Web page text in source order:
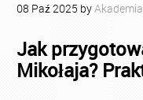
08 Paź2025 by
Jak
Mikołaja?